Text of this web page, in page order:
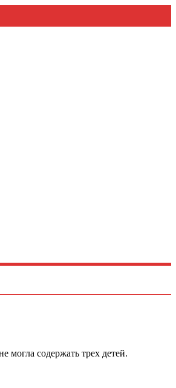
могла содержать трех детей.